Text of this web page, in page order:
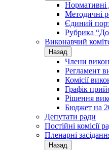
Нормативні
Методичні
Єдиний
Рубрика
Виконавчий
Назад
Члени
Регламент
Комісії
Графік
Рішення
Бюджет на
Депутати ради
Постійні комісії
Пленарні
Назад